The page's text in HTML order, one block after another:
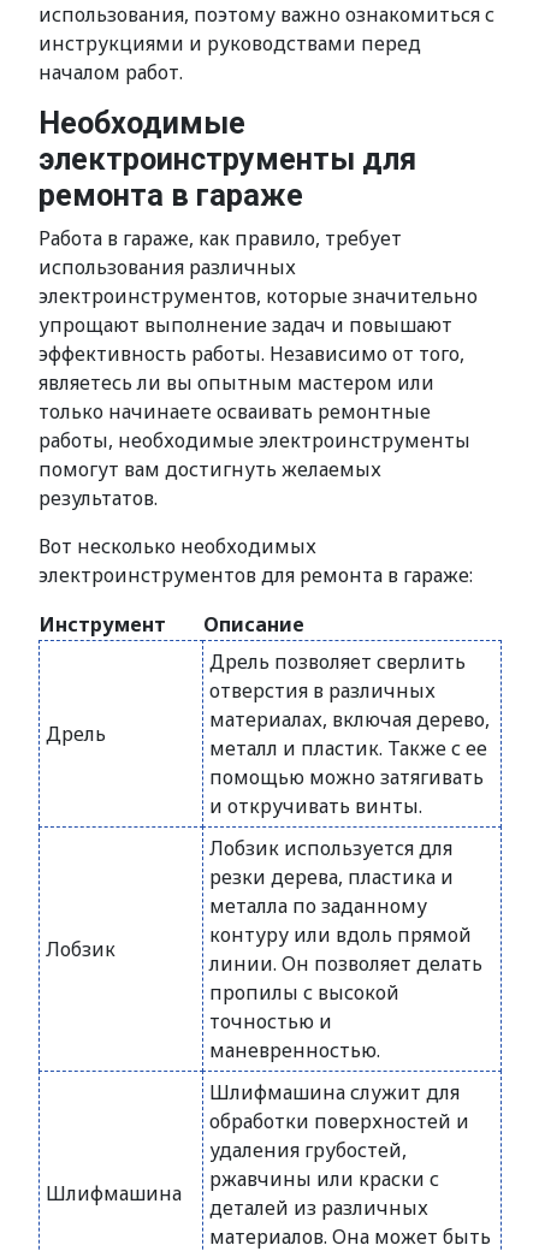
использования, поэтому важно ознакомиться с
инструкциями и руководствами перед
началом работ.
Необходимые
электроинструменты для
ремонта в гараже
Работа в гараже, как правило, требует
использования различных
электроинструментов, которые значительно
упрощают выполнение задач и повышают
эффективность работы. Независимо от того,
являетесь ли вы опытным мастером или
только начинаете осваивать ремонтные
работы, необходимые электроинструменты
помогут вам достигнуть желаемых
результатов.
Вот несколько необходимых
электроинструментов для ремонта в гараже:
Инструмент
Описание
Дрель
Дрель позволяет сверлить
отверстия в различных
материалах, включая дерево,
металл и пластик. Также с ее
помощью можно затягивать
и откручивать винты.
Лобзик
Лобзик используется для
резки дерева, пластика и
металла по заданному
контуру или вдоль прямой
линии. Он позволяет делать
пропилы с высокой
точностью и
маневренностью.
Шлифмашина
Шлифмашина служит для
обработки поверхностей и
удаления грубостей,
ржавчины или краски с
деталей из различных
материалов. Она может быть